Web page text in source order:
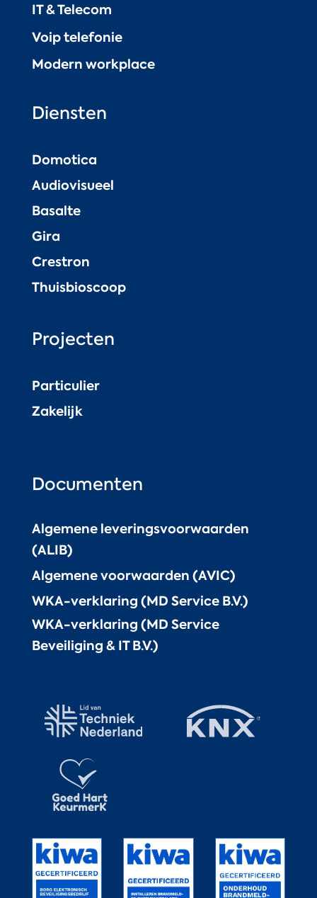
IT & Telecom
Voip telefonie
Modern workplace
Diensten
Domotica
Audiovisueel
Basalte
Gira
Crestron
Thuisbioscoop
Projecten
Particulier
Zakelijk
Documenten
Algemene leveringsvoorwaarden
(ALIB)
Algemene voorwaarden (AVIC)
WKA-verklaring (MD Service B.V.)
WKA-verklaring (MD Service
Beveiliging & IT B.V.)